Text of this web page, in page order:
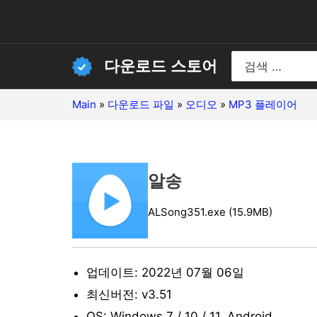
다운로드 스토어
Search
for:
Main » 다운로드 파일 » 오디오 » MP3 플레이어
알송
ALSong351.exe (15.9MB)
업데이트: 2022년 07월 06일
최신버전: v3.51